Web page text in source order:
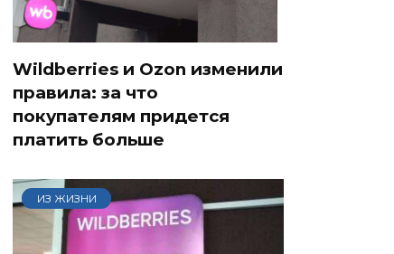
Wildberries и Ozon изменили
правила: за что
покупателям придется
платить больше
ИЗ ЖИЗНИ